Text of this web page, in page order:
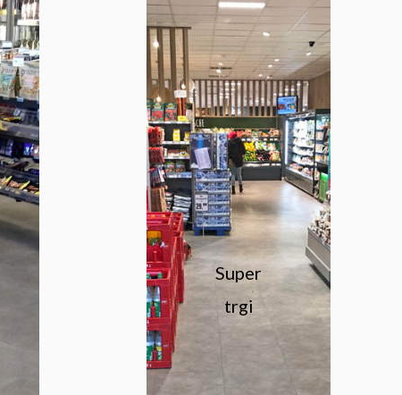
Super
trgi